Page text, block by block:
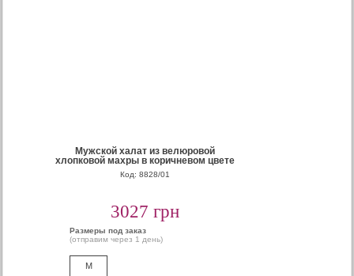
Мужской халат из велюровой
хлопковой махры в коричневом цвете
Код: 8828/01
3027 грн
Размеры под заказ
(отправим через 1 день)
M